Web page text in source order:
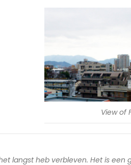
View of
langst heb verbleven. Het is